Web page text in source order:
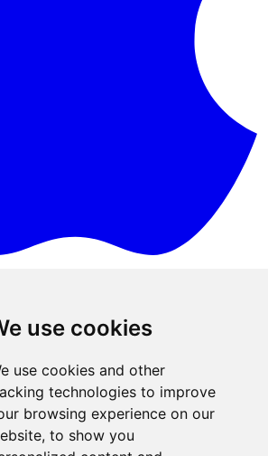
use cookies
use cookies and other
technologies to improve
browsing experience on our
to show you